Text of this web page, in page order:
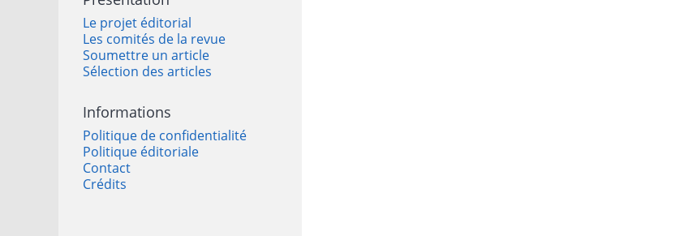
Le projet éditorial
Les comités de la revue
Soumettre un article
Sélection des articles
Informations
Politique de confidentialité
Politique éditoriale
Contact
Crédits